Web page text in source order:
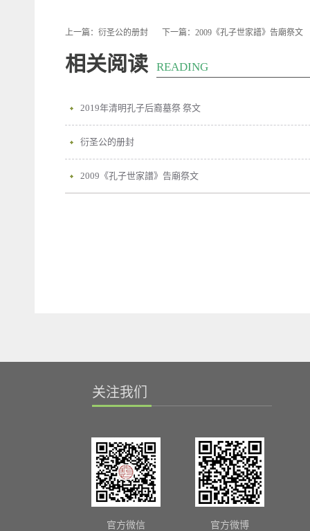
上一篇： 衍圣公的册封 下一篇： 2009《孔子世家譜》告廟祭文
相关阅读 READING
2019年清明孔子后裔墓祭 祭文
衍圣公的册封
2009《孔子世家譜》告廟祭文
关注我们
官方微信 官方微博